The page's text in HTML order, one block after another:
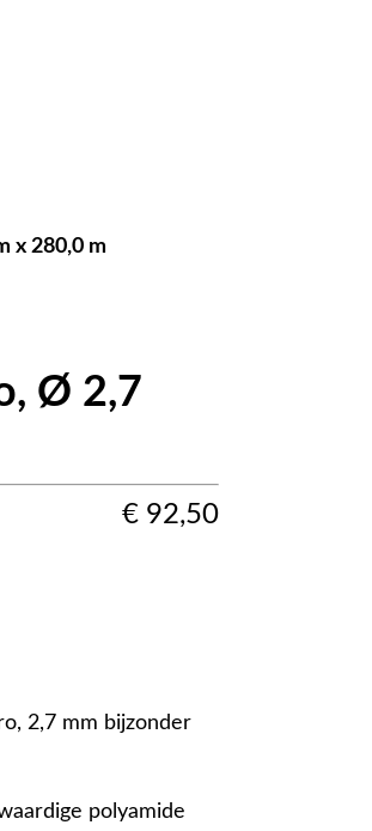
x 280,0 m
Ø 2,7
€ 92,50
2,7 mm bijzonder
polyamide